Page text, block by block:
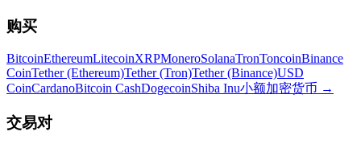
购买
BitcoinEthereumLitecoinXRPMoneroSolanaTronToncoinBinance
CoinTether (Ethereum)Tether (Tron)Tether (Binance)USD
CoinCardanoBitcoin CashDogecoinShiba Inu小额加密货币 →
交易对